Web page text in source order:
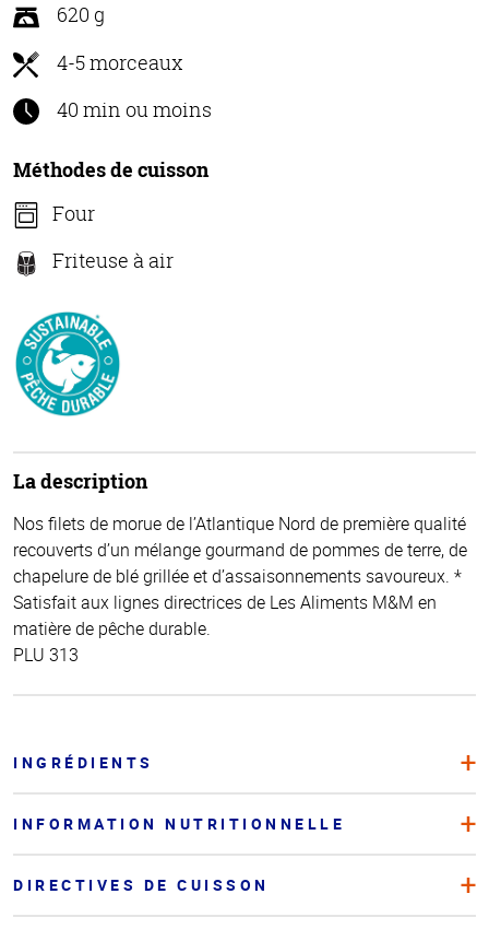
620 g
4-5 morceaux
40 min ou moins
Méthodes de cuisson
Four
Friteuse à air
La description
Nos filets de morue de l’Atlantique Nord de première qualité
recouverts d’un mélange gourmand de pommes de terre, de
chapelure de blé grillée et d’assaisonnements savoureux. *
Satisfait aux lignes directrices de Les Aliments M&M en
matière de pêche durable.
PLU 313
INGRÉDIENTS
INFORMATION NUTRITIONNELLE
DIRECTIVES DE CUISSON